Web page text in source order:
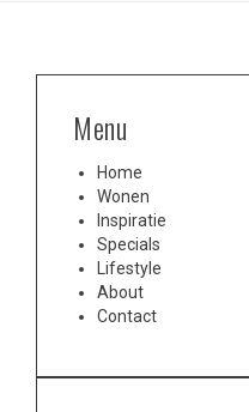
Menu
Home
Wonen
Inspiratie
Specials
Lifestyle
About
Contact